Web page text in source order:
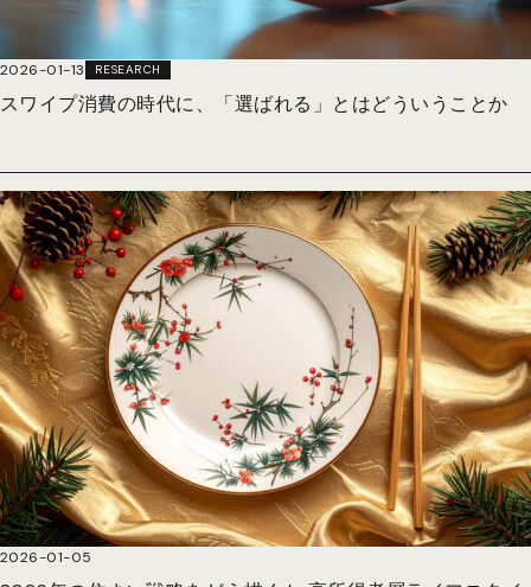
2026-01-13 RESEARCH
スワイプ消費の時代に、「選ばれる」とはどういうことか
2026-01-05